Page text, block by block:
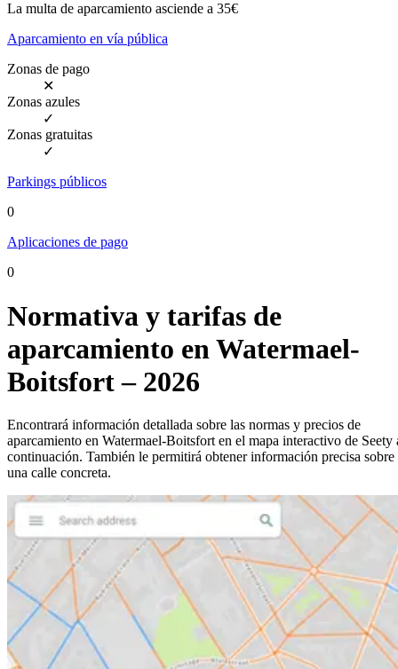
La multa de aparcamiento asciende a 35€
Aparcamiento en vía pública
Zonas de pago
✕
Zonas azules
✓
Zonas gratuitas
✓
Parkings públicos
0
Aplicaciones de pago
0
Normativa y tarifas de
aparcamiento en Watermael-
Boitsfort – 2026
Encontrará información detallada sobre las normas y precios de
aparcamiento en Watermael-Boitsfort en el mapa interactivo de Seety
continuación. También le permitirá obtener información precisa sobre
una calle concreta.